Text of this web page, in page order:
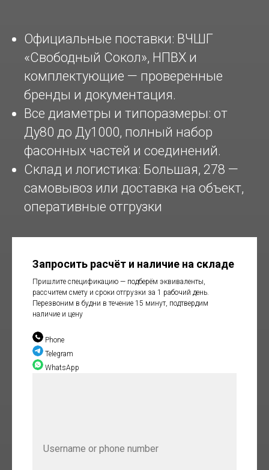
Официальные поставки: ВЧШГ
«Свободный Сокол», НПВХ и
комплектующие — проверенные
бренды и документация.
Все диаметры и типоразмеры: от
Ду80 до Ду1000, полный набор
фасонных частей и соединений.
Склад и логистика: Большая, 278 —
самовывоз или доставка на объект,
оперативные отгрузки
Запросить расчёт и наличие на складе
Пришлите спецификацию — подберём эквиваленты,
рассчитем смету и сроки отгрузки за 1 рабочий день.
Перезвоним в будни в течение 15 минут, подтвердим
наличие и цену
Phone
Telegram
WhatsApp